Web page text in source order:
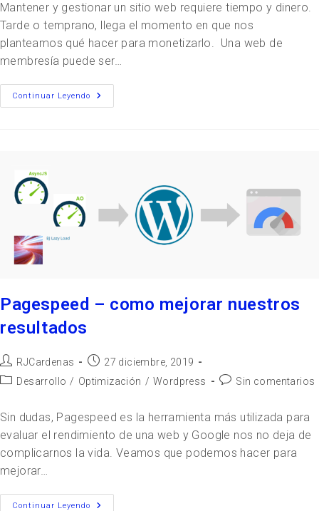
Mantener y gestionar un sitio web requiere tiempo y dinero.
Tarde o temprano, llega el momento en que nos
planteamos qué hacer para monetizarlo. Una web de
membresía puede ser…
Continuar Leyendo
Pagespeed – como mejorar nuestros
resultados
RJCardenas
27 diciembre, 2019
Desarrollo / Optimización / Wordpress Sin comentarios
Sin dudas, Pagespeed es la herramienta más utilizada para
evaluar el rendimiento de una web y Google nos no deja de
complicarnos la vida. Veamos que podemos hacer para
mejorar…
Continuar Leyendo